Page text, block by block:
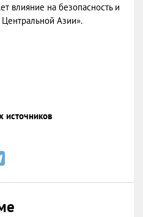
влияние на безопасность и
Центральной Азии».
источников